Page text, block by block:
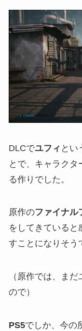
DLCでユフィ とい
とで、キャラク
る作りでした。
原作のファイナル
をしてきていると
すことになりそう
（原作では、ま
ので）
PS5でしか、今の